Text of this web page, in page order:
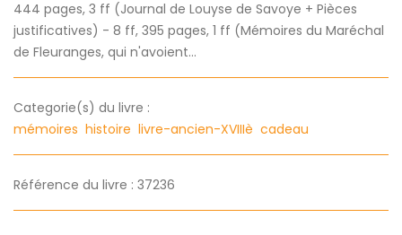
444 pages, 3 ff (Journal de Louyse de Savoye + Pièces
justificatives) - 8 ff, 395 pages, 1 ff (Mémoires du Maréchal
de Fleuranges, qui n'avoient...
Categorie(s) du livre :
mémoires histoire livre-ancien-XVIIIè cadeau
Référence du livre : 37236